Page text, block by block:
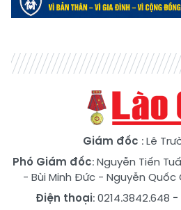
Giám đốc : Lê
Phó Giám đốc:Nguyễn Tiến
- Bùi Minh Đức- Nguyễn Quốc
Điện thoại: 0214.3842.648 -